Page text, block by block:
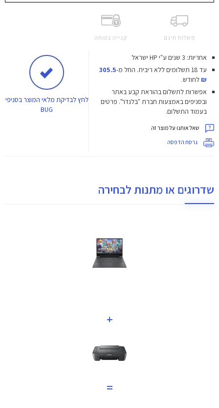
משלוח חינם קנייה בטוחה
אחריות: 3 שנים ע"י HP ישראל
עד 18 תשלומים ללא ריבית.
החל מ-305.5
₪לחודש.
אפשרות לתשלום בהוראת קבע באתר
ובסניפים באמצעות חברת "בלנדר". פרטים
בעמוד התשלום.
שאל אותנו על מוצר זה
גרסת הדפסה
לחץלבדיקת מלאי המוצר בסניפי
BUG
שדרוגים או מתנות לבחירה
+
=